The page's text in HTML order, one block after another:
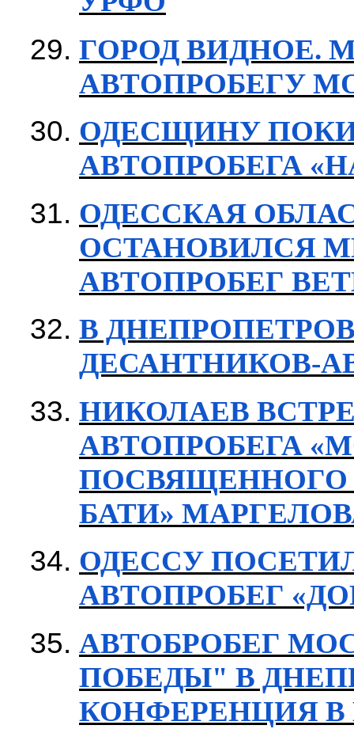
ГОРОД ВИДНОЕ.
АВТОПРОБЕГУ
ОДЕСЩИНУ
АВТОПРОБЕГА
ОДЕССКАЯ
ОСТАНОВИЛСЯ
АВТОПРОБЕГ
В
ДЕСАНТНИКОВ-
НИКОЛАЕВ
АВТОПРОБЕГА
ПОСВЯЩЕННОГО
БАТИ»
ОДЕССУ
АВТОПРОБЕГ
АВТОБРОБЕГ
ПОБЕДЫ" В
КОНФЕРЕНЦИЯ В